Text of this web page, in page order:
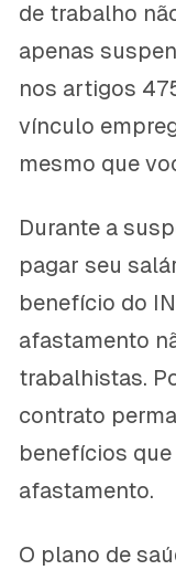
de trabalho
apenas
nos artigos
vínculo
mesmo que
Durante a
pagar seu
benefício do
afastamento
trabalhistas.
contrato
benefícios
afastamento.
O plano de